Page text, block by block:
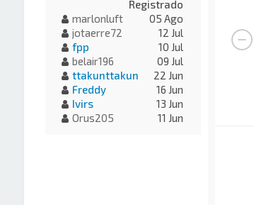
Registrado
marlonluft
05 Ago
jotaerre72
12 Jul
fpp
10 Jul
belair196
09 Jul
ttakunttakun
22 Jun
Freddy
16 Jun
Ivirs
13 Jun
Orus205
11 Jun